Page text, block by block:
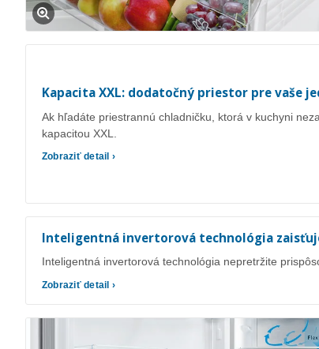
Kapacita XXL: dodatočný priestor pre vaše
Ak hľadáte priestrannú chladničku, ktorá v kuchyni
kapacitou XXL.
Zobraziť detail ›
Inteligentná invertorová technológia
Inteligentná invertorová technológia nepretržite
Zobraziť detail ›